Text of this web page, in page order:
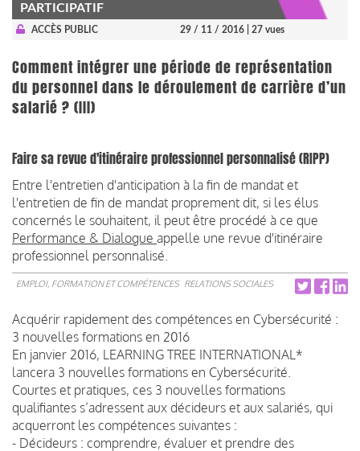
PARTICIPATIF
ACCÈS PUBLIC 29 / 11 / 2016 | 27 vues
Comment intégrer une période de représentation
du personnel dans le déroulement de carrière d’un
salarié ? (III)
Faire sa revue d'itinéraire professionnel personnalisé (RIPP)
Entre l'entretien d'anticipation à la fin de mandat et
l'entretien de fin de mandat proprement dit, si les élus
concernés le souhaitent, il peut être procédé à ce que
Performance & Dialogue appelle une revue d'itinéraire
professionnel personnalisé.
EMPLOI, FORMATION ET COMPÉTENCES RELATIONS SOCIALES
Acquérir rapidement des compétences en Cybersécurité :
3 nouvelles formations en 2016
En janvier 2016, LEARNING TREE INTERNATIONAL*
lancera 3 nouvelles formations en Cybersécurité.
Courtes et pratiques, ces 3 nouvelles formations
qualifiantes s’adressent aux décideurs et aux salariés, qui
acquerront les compétences suivantes :
- Décideurs : comprendre, évaluer et prendre des